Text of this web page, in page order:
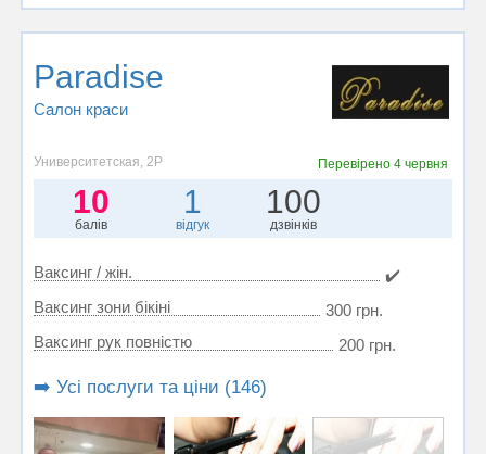
Paradise
Салон краси
Университетская, 2Р Перевірено 4 червня
10
балів
1
відгук
100
дзвінків
Ваксинг / жін.
✔️
Ваксинг зони бікіні
300 грн.
Ваксинг рук повністю
200 грн.
➡️ Усі послуги та ціни (146)